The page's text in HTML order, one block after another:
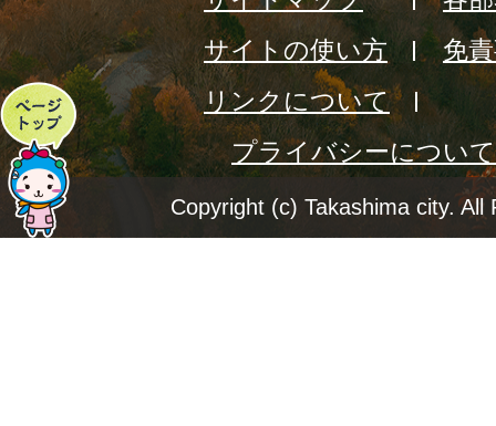
ペ
ー
ジ
サイトの使い方
免
リンクについて
プライバシーについて
Copyright (c) Takashima city. All